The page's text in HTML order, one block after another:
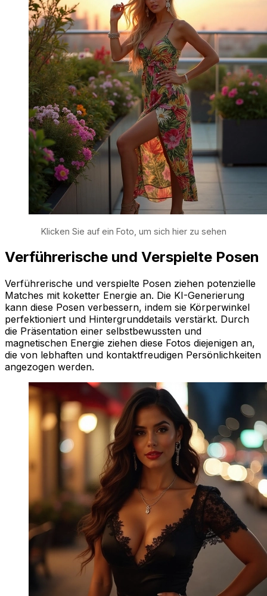
Klicken Sie auf ein Foto, um sich hier zu sehen
Verführerische und Verspielte Posen
Verführerische und verspielte Posen ziehen potenzielle
Matches mit koketter Energie an. Die KI-Generierung
kann diese Posen verbessern, indem sie Körperwinkel
perfektioniert und Hintergrunddetails verstärkt. Durch
die Präsentation einer selbstbewussten und
magnetischen Energie ziehen diese Fotos diejenigen an,
die von lebhaften und kontaktfreudigen Persönlichkeiten
angezogen werden.